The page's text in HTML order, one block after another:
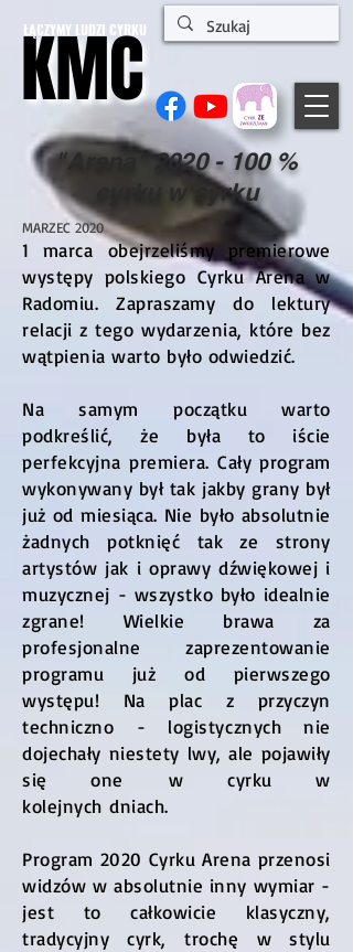
KMC
KMC
ŁĄCZYMY LUDZI CYRKU
"Arena"2020 - 100%
cyrku w cyrku
MARZEC 2020
1 marca obejrzeliśmy premierowe
występy polskiego Cyrku Arena w
Radomiu. Zapraszamy do lektury
relacji z tego wydarzenia, które bez
wątpienia warto było odwiedzić.
Na samym początku warto
podkreślić, że była to iście
perfekcyjna premiera. Cały program
wykonywany był tak jakby grany był
już od miesiąca. Nie było absolutnie
żadnych potknięć tak ze strony
artystów jak i oprawy dźwiękowej i
muzycznej - wszystko było idealnie
zgrane! Wielkie brawa za
profesjonalne zaprezentowanie
programu już od pierwszego
występu! Na plac z przyczyn
techniczno - logistycznych nie
dojechały niestety lwy, ale pojawiły
się one w cyrku w
kolejnych dniach.
Program 2020 Cyrku Arena przenosi
widzów w absolutnie inny wymiar -
jest to całkowicie klasyczny,
tradycyjny cyrk, trochę w stylu